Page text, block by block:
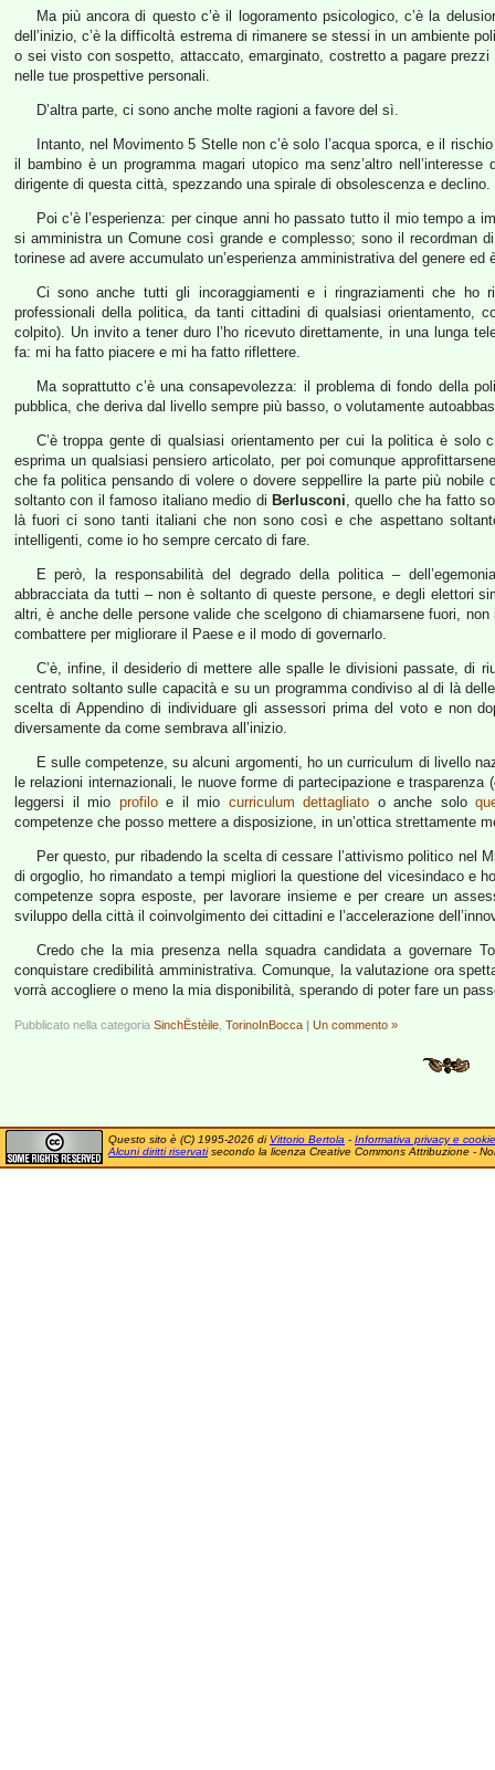
Ma più ancora di questo c’è il logoramento psicologico, c’è la
dell’inizio, c’è la difficoltà estrema di rimanere se stessi in un ambiente
o sei visto con sospetto, attaccato, emarginato, costretto a pagare
nelle tue prospettive personali.
D’altra parte, ci sono anche molte ragioni a favore del sì.
Intanto, nel Movimento 5 Stelle non c’è solo l’acqua sporca, e il
il bambino è un programma magari utopico ma senz’altro
dirigente di questa città, spezzando una spirale di obsolescenza e declino.
Poi c’è l’esperienza: per cinque anni ho passato tutto il mio tempo a
si amministra un Comune così grande e complesso; sono il recordman
torinese ad avere accumulato un’esperienza amministrativa del genere
Ci sono anche tutti gli incoraggiamenti e i ringraziamenti che ho
professionali della politica, da tanti cittadini di qualsiasi orientamento,
colpito). Un invito a tener duro l’ho ricevuto direttamente, in una lunga
fa: mi ha fatto piacere e mi ha fatto riflettere.
Ma soprattutto c’è una consapevolezza: il problema di fondo della
pubblica, che deriva dal livello sempre più basso, o volutamente
C’è troppa gente di qualsiasi orientamento per cui la politica è solo
esprima un qualsiasi pensiero articolato, per poi comunque
che fa politica pensando di volere o dovere seppellire la parte più
soltanto con il famoso italiano medio di Berlusconi, quello che ha fatto
là fuori ci sono tanti italiani che non sono così e che aspettano
intelligenti, come io ho sempre cercato di fare.
E però, la responsabilità del degrado della politica –
abbracciata da tutti – non è soltanto di queste persone, e degli elettori
altri, è anche delle persone valide che scelgono di chiamarsene fuori,
combattere per migliorare il Paese e il modo di governarlo.
C’è, infine, il desiderio di mettere alle spalle le divisioni passate, di
centrato soltanto sulle capacità e su un programma condiviso al di là
scelta di Appendino di individuare gli assessori prima del voto e non
diversamente da come sembrava all’inizio.
E sulle competenze, su alcuni argomenti, ho un curriculum di livello
le relazioni internazionali, le nuove forme di partecipazione e
leggersi il mio profiloe il mio curriculum dettagliato o anche solo
competenze che posso mettere a disposizione, in un’ottica strettamente
Per questo, pur ribadendo la scelta di cessare l’attivismo politico nel
di orgoglio, ho rimandato a tempi migliori la questione del vicesindaco e
competenze sopra esposte, per lavorare insieme e per creare un
sviluppo della città il coinvolgimento dei cittadini e l’accelerazione
Credo che la mia presenza nella squadra candidata a governare
conquistare credibilità amministrativa. Comunque, la valutazione ora
vorrà accogliere o meno la mia disponibilità, sperando di poter fare un
Pubblicato nella categoria SinchËstèile TorinoInBocca | Un commento »
Questo sito è (C) 1995-2026 di Vittorio Bertola - Informativa privacy e cookie
Alcuni diritti riservatisecondo la licenza Creative Commons Attribuzione -